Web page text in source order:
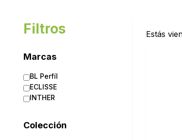
Filtros
Marcas
BL Perfíl
ECLISSE
INTHER
Colección
Estás